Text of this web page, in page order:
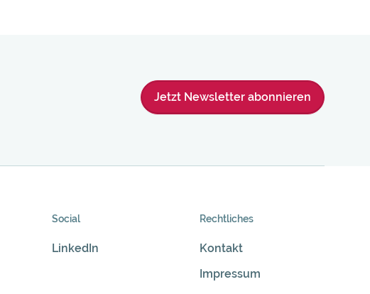
Jetzt Newsletter abonnieren
Social
LinkedIn
Rechtliches
Kontakt
Impressum